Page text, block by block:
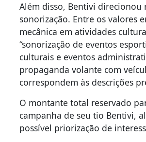
Além disso, Bentivi
sonorização. Entre os valores
mecânica em atividades
“sonorização de eventos
culturais e eventos
propaganda volante com
correspondem às descrições
O montante total reservado
campanha de seu tio Bentivi,
possível priorização de